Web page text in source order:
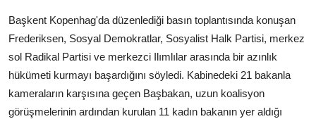
Başkent Kopenhag'da düzenlediği basın toplantısında konuşan
Frederiksen, Sosyal Demokratlar, Sosyalist Halk Partisi, merkez
sol Radikal Partisi ve merkezci Ilımlılar arasında bir azınlık
hükümeti kurmayı başardığını söyledi. Kabinedeki 21 bakanla
kameraların karşısına geçen Başbakan, uzun koalisyon
görüşmelerinin ardından kurulan 11 kadın bakanın yer aldığı